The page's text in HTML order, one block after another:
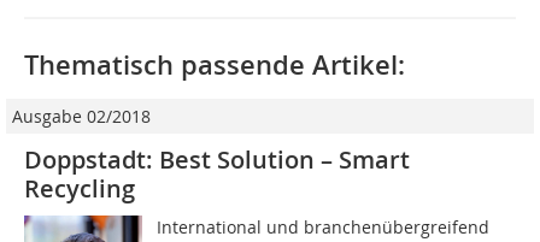
Thematisch passende Artikel:
Ausgabe 02/2018
Doppstadt: Best Solution – Smart
Recycling
International und branchenübergreifend